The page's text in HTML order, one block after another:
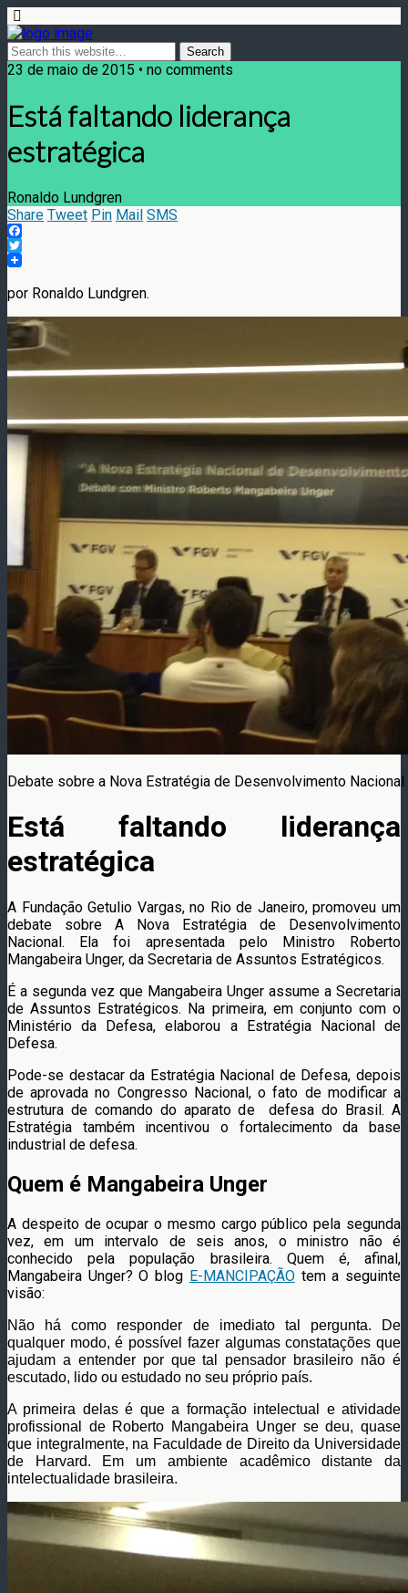
23 de maio de 2015 • no comments
Está faltando liderança
estratégica
Ronaldo Lundgren
Share Tweet Pin Mail SMS
Facebook
Twitter
por Ronaldo Lundgren.
Debate sobre a Nova Estratégia de Desenvolvimento Nacional
Está faltando liderança
estratégica
A Fundação Getulio Vargas, no Rio de Janeiro, promoveu um
debate sobre A Nova Estratégia de Desenvolvimento
Nacional. Ela foi apresentada pelo Ministro Roberto
Mangabeira Unger, da Secretaria de Assuntos Estratégicos.
É a segunda vez que Mangabeira Unger assume a Secretaria
de Assuntos Estratégicos. Na primeira, em conjunto com o
Ministério da Defesa, elaborou a Estratégia Nacional de
Defesa.
Pode-se destacar da Estratégia Nacional de Defesa, depois
de aprovada no Congresso Nacional, o fato de modificar a
estrutura de comando do aparato de defesa do Brasil. A
Estratégia também incentivou o fortalecimento da base
industrial de defesa.
Quem é Mangabeira Unger
A despeito de ocupar o mesmo cargo público pela segunda
vez, em um intervalo de seis anos, o ministro não é
conhecido pela população brasileira. Quem é, afinal,
Mangabeira Unger? O blog E-MANCIPAÇÃOtem a seguinte
visão:
Não há como responder de imediato tal pergunta. De
qualquer modo, é possível fazer algumas constatações que
ajudam a entender por que tal pensador brasileiro não é
escutado, lido ou estudado no seu próprio país.
A primeira delas é que a formação intelectual e atividade
profissional de Roberto Mangabeira Unger se deu, quase
que integralmente, na Faculdade de Direito da Universidade
de Harvard. Em um ambiente acadêmico distante da
intelectualidade brasileira.